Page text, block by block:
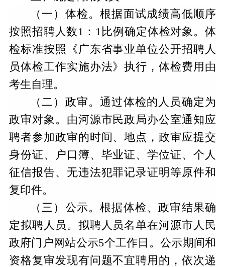
（一）体检。根据面试成绩高低顺序
按照招聘人数1：1比例确定体检对象。体
检标准按照《广东省事业单位公开招聘人
员体检工作实施办法》执行，体检费用由
考生自理。
（二）政审。通过体检的人员确定为
政审对象。由河源市民政局办公室通知应
聘者参加政审的时间、地点，政审应提交
身份证、户口簿、毕业证、学位证、个人
征信报告、无违法犯罪记录证明等原件和
复印件。
（三）公示。根据体检、政审结果确
定拟聘人员。拟聘人员名单在河源市人民
政府门户网站公示5个工作日。公示期间和
资格复审发现有问题不宜聘用的，依次递